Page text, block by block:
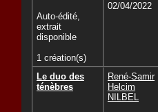
Auto-édité,
extrait
disponible
1 création(s)
02/04/2022
Le duo des
ténèbres
René-Samir
Helcim
NILBEL